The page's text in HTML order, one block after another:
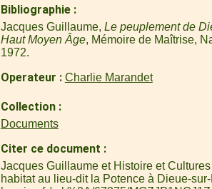
Bibliographie
Jacques Guillaume, Le peuplement de
Haut Moyen Âge, Mémoire de Maîtrise,
1972.
Operateur Charlie Marandet
Collection
Documents
Citer ce document
Jacques Guillaume et Histoire et
habitat au lieu-dit la Potence à Dieue-sur-